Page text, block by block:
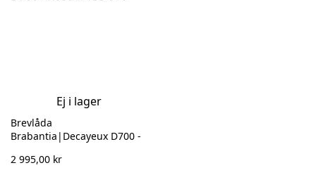
Ej i lager
Brevlåda
Brabantia|Decayeux D700 -
2 995,00 kr